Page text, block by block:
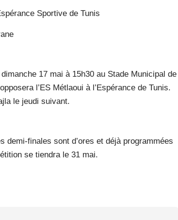
Sportive de Tunis
17 mai à 15h30 au Stade Municipal de
l’ES Métlaoui à l’Espérance de Tunis.
le jeudi suivant.
demi-finales sont d’ores et déjà programmées
se tiendra le 31 mai.